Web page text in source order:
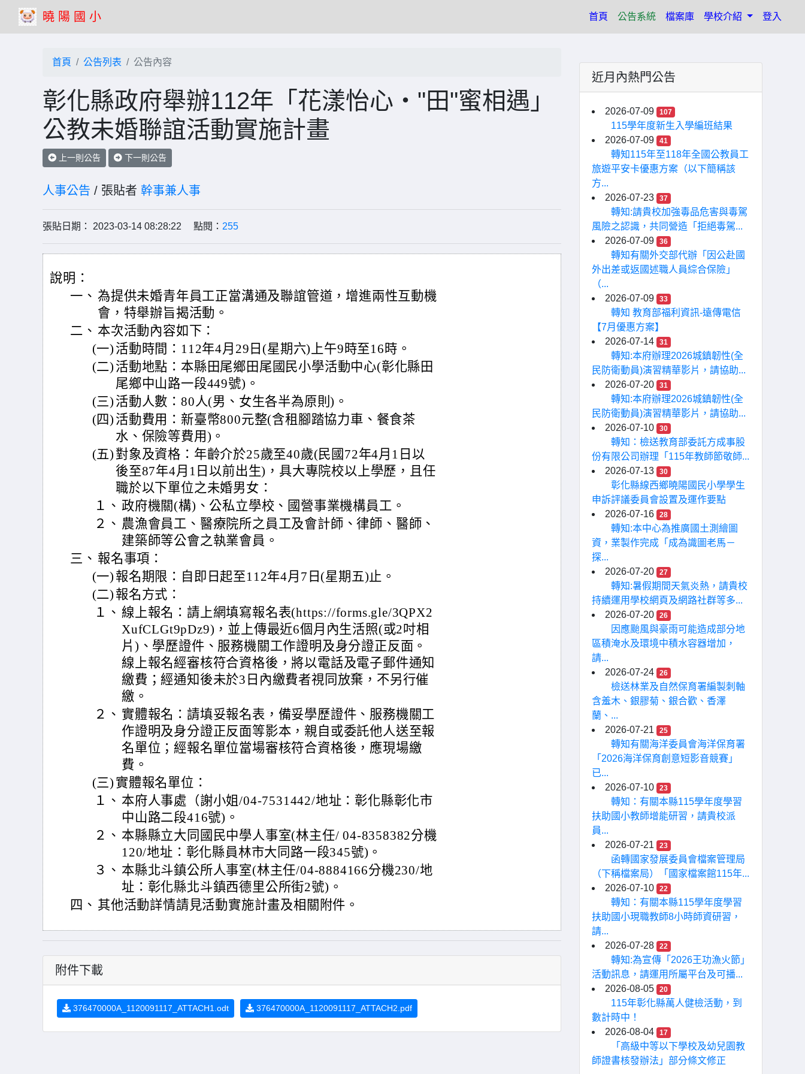
曉 陽 國 小 首頁 (current)
公告系統 檔案庫 學校介紹 登入
首頁 公告列表 公告內容
彰化縣政府舉辦112年「花漾怡心‧"田"蜜相遇」
公教未婚聯誼活動實施計畫
上一則公告 下一則公告
人事公告 / 張貼者 幹事兼人事
張貼日期： 2023-03-14 08:28:22 點閱： 255
說明：
一、 為提供未婚青年員工正當溝通及聯誼管道，增進兩性互動機
會，特舉辦旨揭活動。
二、 本次活動內容如下：
(一) 活動時間：112年4月29日(星期六)上午9時至16時。
(二) 活動地點：本縣田尾鄉田尾國民小學活動中心(彰化縣田
尾鄉中山路一段449號)。
(三) 活動人數：80人(男、女生各半為原則)。
(四) 活動費用：新臺幣800元整(含租腳踏協力車、餐食茶
水、保險等費用)。
(五) 對象及資格：年齡介於25歲至40歲(民國72年4月1日以
後至87年4月1日以前出生)，具大專院校以上學歷，且任
職於以下單位之未婚男女：
１、 政府機關(構)、公私立學校、國營事業機構員工。
２、 農漁會員工、醫療院所之員工及會計師、律師、醫師、
建築師等公會之執業會員。
三、 報名事項：
(一) 報名期限：自即日起至112年4月7日(星期五)止。
(二) 報名方式：
１、 線上報名：請上網填寫報名表(https://forms.gle/3QPX2
XufCLGt9pDz9)，並上傳最近6個月內生活照(或2吋相
片)、學歷證件、服務機關工作證明及身分證正反面。
線上報名經審核符合資格後，將以電話及電子郵件通知
繳費；經通知後未於3日內繳費者視同放棄，不另行催
繳。
２、 實體報名：請填妥報名表，備妥學歷證件、服務機關工
作證明及身分證正反面等影本，親自或委託他人送至報
名單位；經報名單位當場審核符合資格後，應現場繳
費。
(三) 實體報名單位：
１、 本府人事處（謝小姐/04-7531442/地址：彰化縣彰化市
中山路二段416號)。
２、 本縣縣立大同國民中學人事室(林主任/ 04-8358382分機
120/地址：彰化縣員林市大同路一段345號)。
３、 本縣北斗鎮公所人事室(林主任/04-8884166分機230/地
址：彰化縣北斗鎮西德里公所街2號)。
四、 其他活動詳情請見活動實施計畫及相關附件。
附件下載
376470000A_1120091117_ATTACH1.odt 376470000A_1120091117_ATTACH2.pdf
近月內熱門公告
2026-07-09 107
115學年度新生入學編班結果
2026-07-09
41
轉知115年至118年全國公教員工
旅遊平安卡優惠方案（以下簡稱該
方...
2026-07-23
37
轉知:請貴校加強毒品危害與毒駕
風險之認識，共同營造「拒絕毒駕...
2026-07-09
36
轉知有關外交部代辦「因公赴國
外出差或返國述職人員綜合保險」
（...
2026-07-09
33
轉知 教育部福利資訊-遠傳電信
【7月優惠方案】
2026-07-14
31
轉知:本府辦理2026城鎮韌性(全
民防衛動員)演習精華影片，請協助...
2026-07-20
31
轉知:本府辦理2026城鎮韌性(全
民防衛動員)演習精華影片，請協助...
2026-07-10
30
轉知：檢送教育部委託方成事股
份有限公司辦理「115年教師節敬師...
2026-07-13
30
彰化縣線西鄉曉陽國民小學學生
申訴評議委員會設置及運作要點
2026-07-16
28
轉知:本中心為推廣國土測繪圖
資，業製作完成「成為識圖老馬－
探...
2026-07-20
27
轉知:暑假期間天氣炎熱，請貴校
持續運用學校網頁及網路社群等多...
2026-07-20
26
因應颱風與豪雨可能造成部分地
區積淹水及環境中積水容器增加，
請...
2026-07-24
26
檢送林業及自然保育署編製刺軸
含羞木、銀膠菊、銀合歡、香澤
蘭、...
2026-07-21
25
轉知有關海洋委員會海洋保育署
「2026海洋保育創意短影音競賽」
已...
2026-07-10
23
轉知：有關本縣115學年度學習
扶助國小教師增能研習，請貴校派
員...
2026-07-21
23
函轉國家發展委員會檔案管理局
（下稱檔案局）「國家檔案館115年...
2026-07-10
22
轉知：有關本縣115學年度學習
扶助國小現職教師8小時師資研習，
請...
2026-07-28
22
轉知:為宣傳「2026王功漁火節」
活動訊息，請運用所屬平台及可播...
2026-08-05
20
115年彰化縣萬人健檢活動，到
數計時中！
2026-08-04
17
「高級中等以下學校及幼兒園教
師證書核發辦法」部分條文修正